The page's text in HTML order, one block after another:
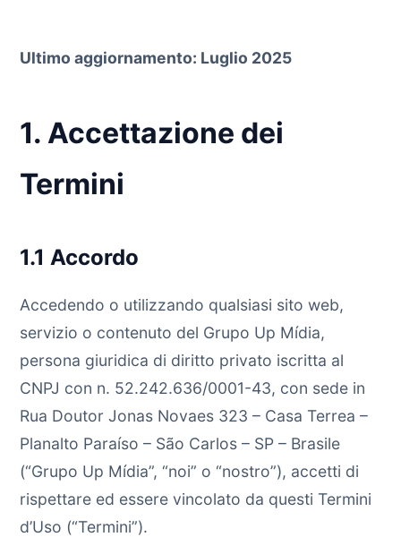
Ultimo aggiornamento: Luglio 2025
1. Accettazione dei
Termini
1.1 Accordo
Accedendo o utilizzando qualsiasi sito web,
servizio o contenuto del Grupo Up Mídia,
persona giuridica di diritto privato iscritta al
CNPJ con n. 52.242.636/0001-43, con sede in
Rua Doutor Jonas Novaes 323 – Casa Terrea –
Planalto Paraíso – São Carlos – SP – Brasile
(“Grupo Up Mídia”, “noi” o “nostro”), accetti di
rispettare ed essere vincolato da questi Termini
d’Uso (“Termini”).